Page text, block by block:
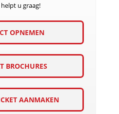
u graag!
OPNEMEN
BROCHURES
AANMAKEN